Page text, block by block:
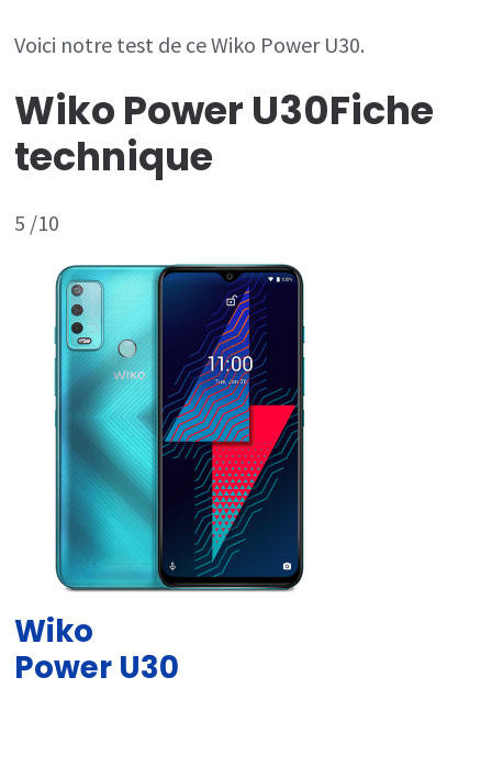
Voici notre test de ce Wiko Power U30.
Wiko Power U30Fiche
technique
5 /10
Wiko
Power U30